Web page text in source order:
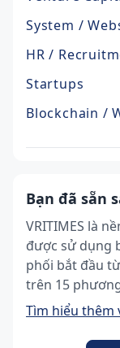
System /
HR /
Startups
Blockchain /
Bạn đã sẵn
VRITIMES là
được sử dụng
phối bắt đầu
trên 15
Tìm hiểu thêm